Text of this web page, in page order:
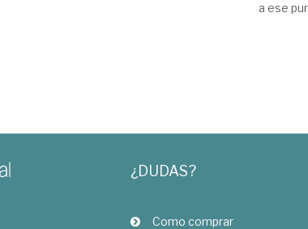
a ese
¿DUDAS?
Como comprar